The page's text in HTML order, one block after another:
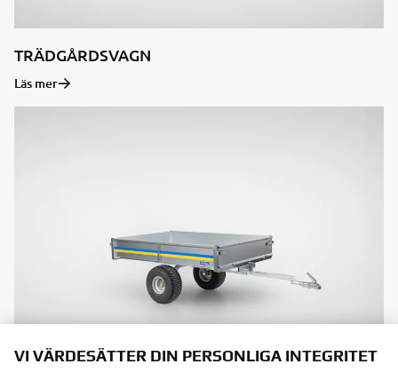
TRÄDGÅRDSVAGN
Läs mer
VI VÄRDESÄTTER DIN PERSONLIGA INTEGRITET